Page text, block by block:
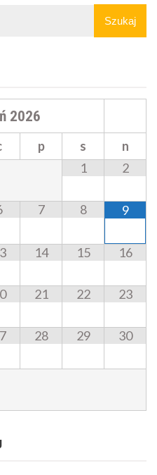
2026
p s
n
1
2
7 8 9
14 15 16
21 22 23
28 29 30